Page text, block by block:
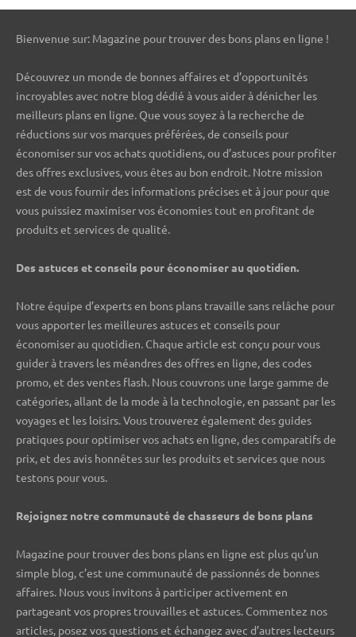
Bienvenue sur: Magazine pour trouver des bons plans en ligne !
Découvrez un monde de bonnes affaires et d’opportunités
incroyables avec notre blog dédié à vous aider à dénicher les
meilleurs plans en ligne. Que vous soyez à la recherche de
réductions sur vos marques préférées, de conseils pour
économiser sur vos achats quotidiens, ou d’astuces pour profiter
des offres exclusives, vous êtes au bon endroit. Notre mission
est de vous fournir des informations précises et à jour pour que
vous puissiez maximiser vos économies tout en profitant de
produits et services de qualité.
Des astuces et conseils pour économiser au quotidien.
Notre équipe d’experts en bons plans travaille sans relâche pour
vous apporter les meilleures astuces et conseils pour
économiser au quotidien. Chaque article est conçu pour vous
guider à travers les méandres des offres en ligne, des codes
promo, et des ventes flash. Nous couvrons une large gamme de
catégories, allant de la mode à la technologie, en passant par les
voyages et les loisirs. Vous trouverez également des guides
pratiques pour optimiser vos achats en ligne, des comparatifs de
prix, et des avis honnêtes sur les produits et services que nous
testons pour vous.
Rejoignez notre communauté de chasseurs de bons plans ️
Magazine pour trouver des bons plans en ligne est plus qu’un
simple blog, c’est une communauté de passionnés de bonnes
affaires. Nous vous invitons à participer activement en
partageant vos propres trouvailles et astuces. Commentez nos
articles, posez vos questions et échangez avec d’autres lecteurs